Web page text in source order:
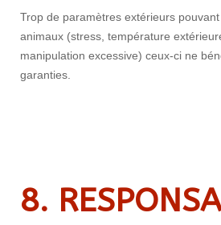
Trop de paramètres extérieurs
animaux (stress, température
manipulation excessive) ceux-ci ne
garanties.
8.